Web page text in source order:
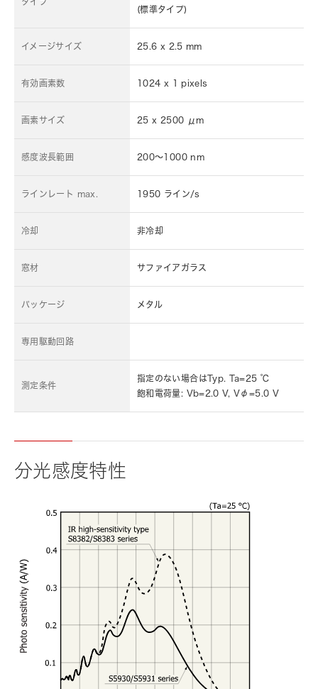
(標準タイプ)
イメージサイズ 25.6 x 2.5 mm
有効画素数 1024 x 1 pixels
画素サイズ 25 x 2500 μm
感度波長範囲 200～1000 nm
ラインレート max. 1950 ライン/s
冷却 非冷却
窓材 サファイアガラス
パッケージ メタル
専用駆動回路
測定条件
指定のない場合はTyp. Ta=25 ℃
飽和電荷量: Vb=2.0 V, Vφ=5.0 V
分光感度特性